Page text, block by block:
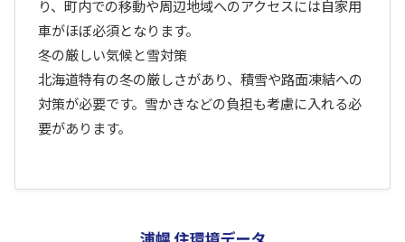
り、町内での移動や周辺地域へのアクセスには自家用
車がほぼ必須となります。
冬の厳しい気候と雪対策
北海道特有の冬の厳しさがあり、積雪や路面凍結への
対策が必要です。雪かきなどの負担も考慮に入れる必
要があります。